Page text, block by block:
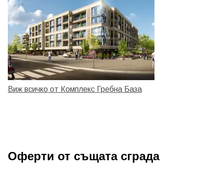
Виж всичко от Комплекс Гребна База
Оферти от същата сграда